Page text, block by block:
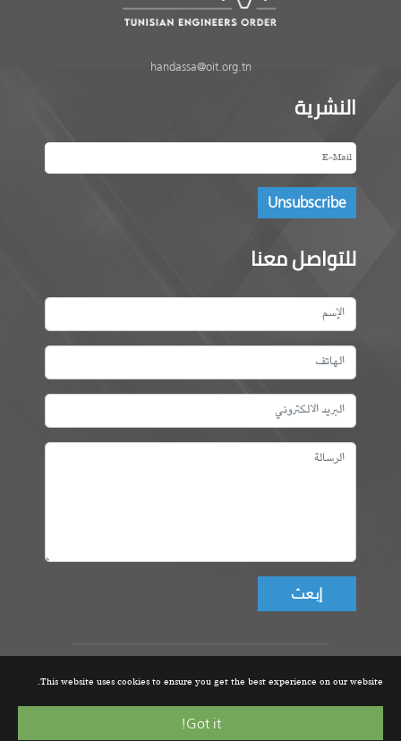
This website uses cookies to ensure you get the best experience on our website.
Got it!
handassa@oit.org.tn
النشرية
للتواصل معنا
تصميم و تطوير الموقع من قبل